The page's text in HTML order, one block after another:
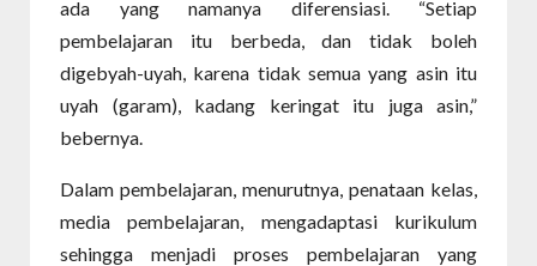
ada yang namanya diferensiasi. “Setiap
pembelajaran itu berbeda, dan tidak boleh
digebyah-uyah, karena tidak semua yang asin itu
uyah (garam), kadang keringat itu juga asin,”
bebernya.
Dalam pembelajaran, menurutnya, penataan kelas,
media pembelajaran, mengadaptasi kurikulum
sehingga menjadi proses pembelajaran yang